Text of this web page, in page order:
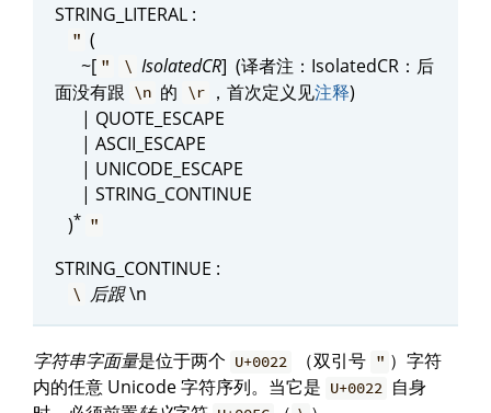
STRING_LITERAL :
" (
~[ " \ IsolatedCR] (译者注：IsolatedCR：后
面没有跟 \n 的 \r ，首次定义见注释)
| QUOTE_ESCAPE
| ASCII_ESCAPE
| UNICODE_ESCAPE
| STRING_CONTINUE
)* "
STRING_CONTINUE :
\ 后跟\n
字符串字面量是位于两个 U+0022 （双引号 " ）字符
内的任意 Unicode 字符序列。当它是 U+0022 自身